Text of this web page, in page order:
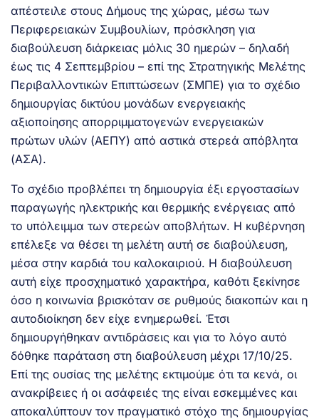
απέστειλε στους Δήμους της χώρας, μέσω των
Περιφερειακών Συμβουλίων, πρόσκληση για
διαβούλευση διάρκειας μόλις 30 ημερών – δηλαδή
έως τις 4 Σεπτεμβρίου – επί της Στρατηγικής Μελέτης
Περιβαλλοντικών Επιπτώσεων (ΣΜΠΕ) για το σχέδιο
δημιουργίας δικτύου μονάδων ενεργειακής
αξιοποίησης απορριμματογενών ενεργειακών
πρώτων υλών (ΑΕΠΥ) από αστικά στερεά απόβλητα
(ΑΣΑ).
Το σχέδιο προβλέπει τη δημιουργία έξι εργοστασίων
παραγωγής ηλεκτρικής και θερμικής ενέργειας από
το υπόλειμμα των στερεών αποβλήτων. Η κυβέρνηση
επέλεξε να θέσει τη μελέτη αυτή σε διαβούλευση,
μέσα στην καρδιά του καλοκαιριού. Η διαβούλευση
αυτή είχε προσχηματικό χαρακτήρα, καθότι ξεκίνησε
όσο η κοινωνία βρισκόταν σε ρυθμούς διακοπών και η
αυτοδιοίκηση δεν είχε ενημερωθεί. Έτσι
δημιουργήθηκαν αντιδράσεις και για το λόγο αυτό
δόθηκε παράταση στη διαβούλευση μέχρι 17/10/25.
Επί της ουσίας της μελέτης εκτιμούμε ότι τα κενά, οι
ανακρίβειες ή οι ασάφειές της είναι εσκεμμένες και
αποκαλύπτουν τον πραγματικό στόχο της δημιουργίας